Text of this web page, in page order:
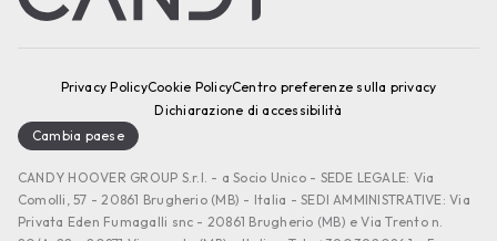
CANDY HOOVER GROUP S.r.I. - a Socio Unico - SEDE LEGALE: Via
Comolli, 57 - 20861 Brugherio (MB) - Italia - SEDI AMMINISTRATIVE: Via
Privata Eden Fumagalli snc - 20861 Brugherio (MB) e Via Trento n.
Privacy PolicyCookie PolicyCentro preferenze sulla privacy
Dichiarazione di accessibilità
Cambia paese